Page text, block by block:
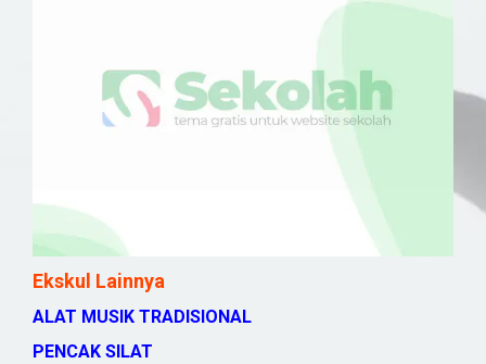
Ekskul Lainnya
ALAT MUSIK TRADISIONAL
PENCAK SILAT